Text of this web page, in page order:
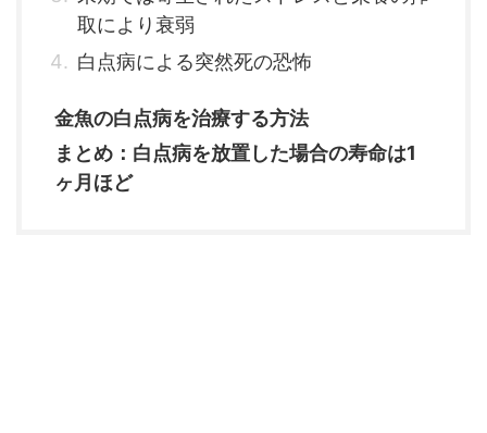
取により衰弱
白点病による突然死の恐怖
金魚の白点病を治療する方法
まとめ：白点病を放置した場合の寿命は1
ヶ月ほど